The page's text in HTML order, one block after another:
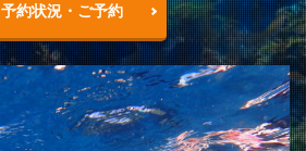
予約状況・ご予約